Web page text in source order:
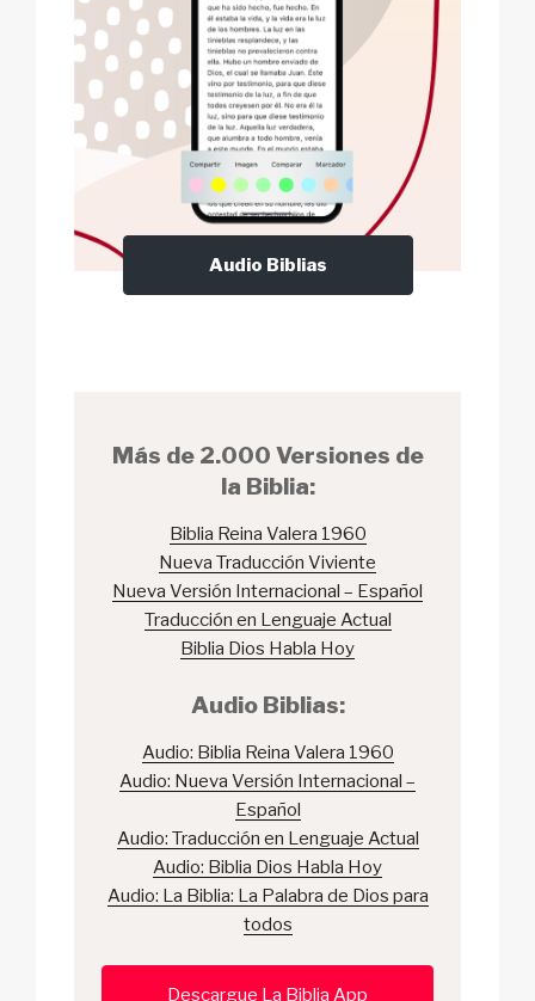
Audio Biblias
Más de 2.000 Versiones de
la Biblia:
Biblia Reina Valera 1960
Nueva Traducción Viviente
Nueva Versión Internacional – Español
Traducción en Lenguaje Actual
Biblia Dios Habla Hoy
Audio Biblias:
Audio: Biblia Reina Valera 1960
Audio: Nueva Versión Internacional –
Español
Audio: Traducción en Lenguaje Actual
Audio: Biblia Dios Habla Hoy
Audio: La Biblia: La Palabra de Dios para
todos
Descargue La Biblia App